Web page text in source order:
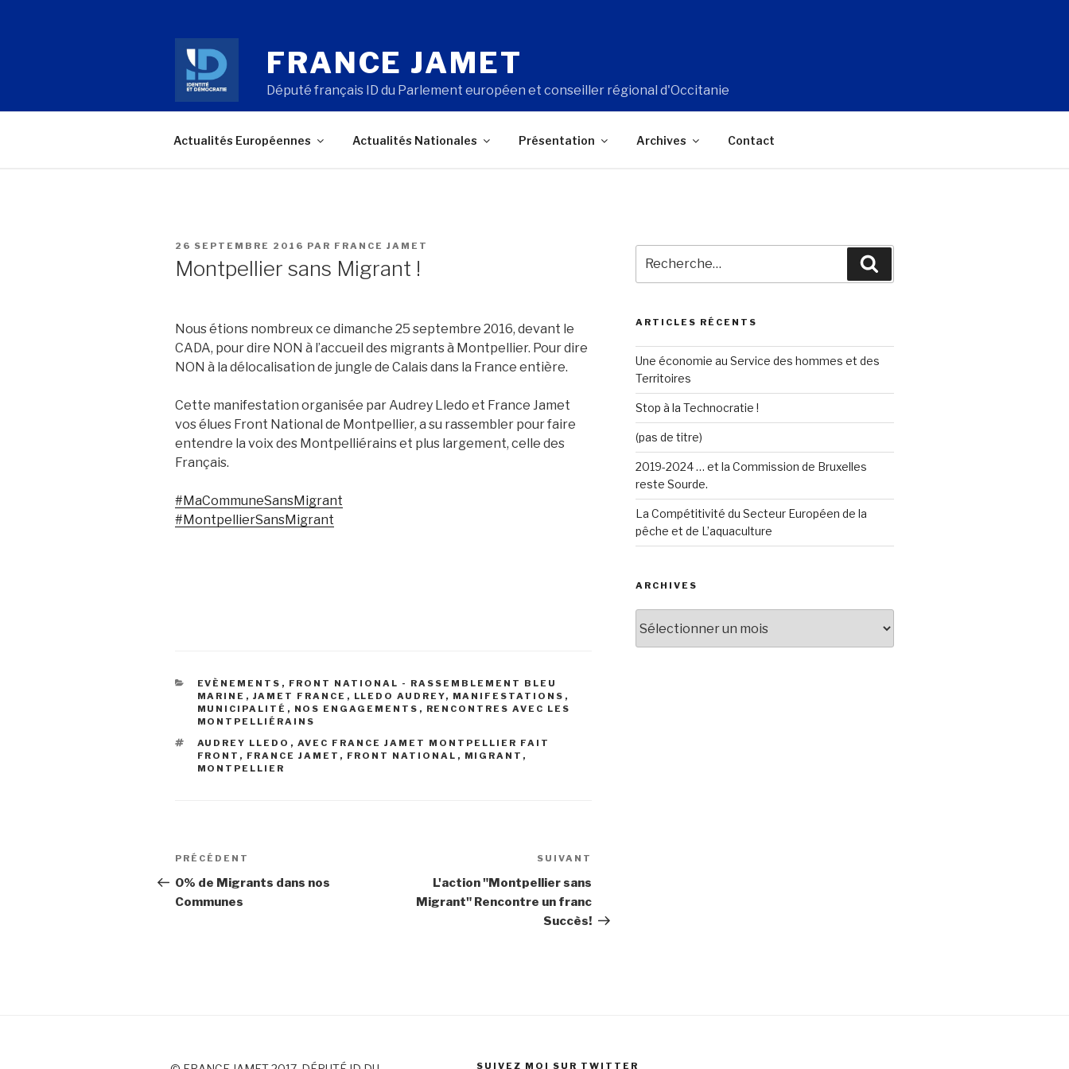
FRANCE JAMET
Député français ID du Parlement européen et conseiller régional d'Occitanie
Actualités Européennes Actualités Nationales Présentation Archives Contact
PUBLIÉ
LE
26 SEPTEMBRE 2016 PAR FRANCE JAMET
Montpellier sans Migrant !
Nous étions nombreux ce dimanche 25 septembre 2016, devant le
CADA, pour dire NON à l’accueil des migrants à Montpellier. Pour dire
NON à la délocalisation de jungle de Calais dans la France entière.
Cette manifestation organisée par Audrey Lledo et France Jamet
vos élues Front National de Montpellier, a su rassembler pour faire
entendre la voix des Montpelliérains et plus largement, celle des
Français.
# MaCommuneSansMigrant
# MontpellierSansMigrant
CATÉGORIES
EVÈNEMENTS , FRONT NATIONAL - RASSEMBLEMENT BLEU
MARINE , JAMET FRANCE , LLEDO AUDREY, MANIFESTATIONS ,
MUNICIPALITÉ , NOS ENGAGEMENTS , RENCONTRES AVEC LES
MONTPELLIÉRAINS
ÉTIQUETTES
AUDREY LLEDO , AVEC FRANCE JAMET MONTPELLIER FAIT
FRONT , FRANCE JAMET , FRONT NATIONAL , MIGRANT ,
MONTPELLIER
Navigation
de
l’article
Article
précédent
PRÉCÉDENT
0% de Migrants dans nos
Communes
SUIVANT
L'action "Montpellier sans
Migrant" Rencontre un franc
Succès!
pour
ARTICLES RÉCENTS
Une économie au Service des hommes et des
Territoires
Stop à la Technocratie !
(pas de titre)
2019-2024 … et la Commission de Bruxelles
reste Sourde.
La Compétitivité du Secteur Européen de la
pêche et de L’aquaculture
ARCHIVES
SUIVEZ MOI SUR TWITTER